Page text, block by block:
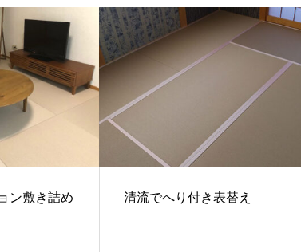
ン敷き詰め
清流でへり付き表替え